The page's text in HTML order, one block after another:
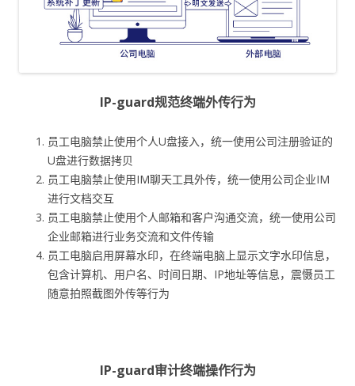
IP-guard规范终端外传行为
员工电脑禁止使用个人U盘接入，统一使用公司注册验证的
U盘进行数据拷贝
员工电脑禁止使用IM聊天工具外传，统一使用公司企业IM
进行文档交互
员工电脑禁止使用个人邮箱和客户沟通交流，统一使用公司
企业邮箱进行业务交流和文件传输
员工电脑启用屏幕水印，在终端电脑上显示文字水印信息，
包含计算机、用户名、时间日期、IP地址等信息，震慑员工
随意拍照截图外传等行为
IP-guard审计终端操作行为